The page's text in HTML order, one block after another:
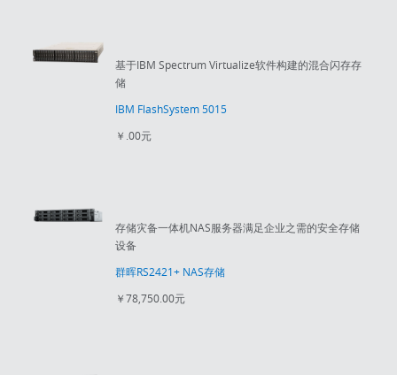
基于IBM Spectrum Virtualize软件构建的混合闪存存
储
IBM FlashSystem 5015
￥.00元
存储灾备一体机NAS服务器满足企业之需的安全存储
设备
群晖RS2421+ NAS存储
￥78,750.00元